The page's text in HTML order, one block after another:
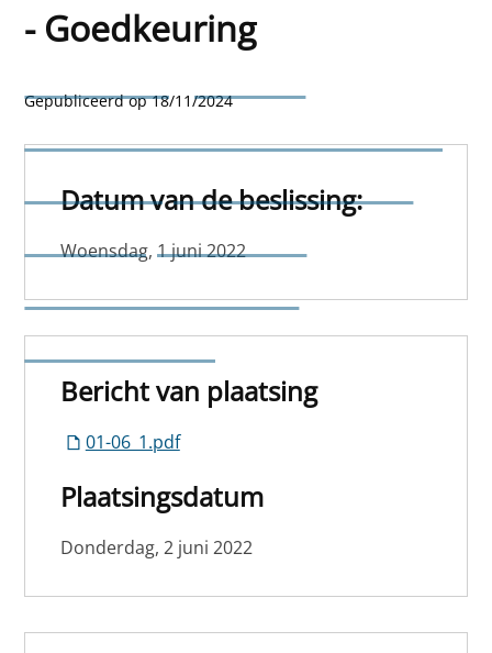
- Goedkeuring
betreffende de toekenning
van een premie voor de
aankoop van een
elektrische fiets -
Goedkeuring
Gepubliceerd op 18/11/2024
Datum van de beslissing:
Woensdag, 1 juni 2022
Bericht van plaatsing
01-06_1.pdf
Plaatsingsdatum
Donderdag, 2 juni 2022